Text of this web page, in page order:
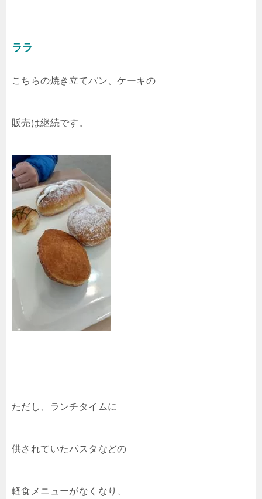
ララ
こちらの焼き立てパン、ケーキの
販売は継続です。
ただし、ランチタイムに
供されていたパスタなどの
軽食メニューがなくなり、